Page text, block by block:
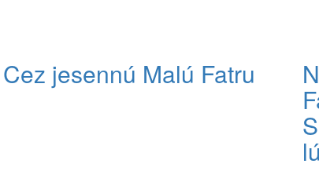
Cez jesennú Malú Fatru